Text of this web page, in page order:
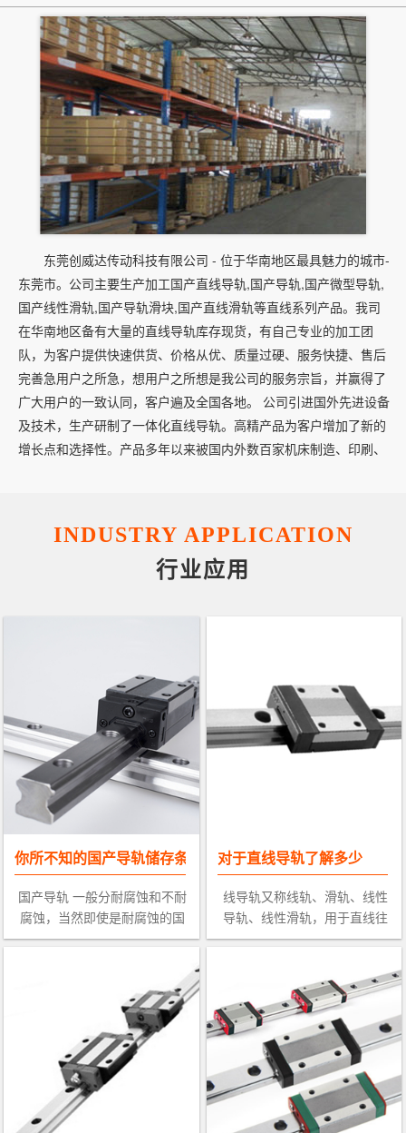
东莞创威达传动科技有限公司 - 位于华南地区最具魅力的城市-
东莞市。公司主要生产加工国产直线导轨,国产导轨,国产微型导轨,
国产线性滑轨,国产导轨滑块,国产直线滑轨等直线系列产品。我司
在华南地区备有大量的直线导轨库存现货，有自己专业的加工团
队，为客户提供快速供货、价格从优、质量过硬、服务快捷、售后
完善急用户之所急，想用户之所想是我公司的服务宗旨，并赢得了
广大用户的一致认同，客户遍及全国各地。 公司引进国外先进设备
及技术，生产研制了一体化直线导轨。高精产品为客户增加了新的
增长点和选择性。产品多年以来被国内外数百家机床制造、印刷、
您的应用。 我们的经营方针是科技兴业、质量为本、顾客满意、同
行业保持领先。完美的售后服务是我们的工作作风。质保期
INDUSTRY APPLICATION
行业应用
你所不知的国产导轨储存条件
国产导轨 一般分耐腐蚀和不耐
腐蚀，当然即使是耐腐蚀的国
产导轨，如果你存放的条件不
说，温度不要太高，也不要太
低，一般常温-10合适。 一，国
对于直线导轨了解多少
线导轨又称线轨、滑轨、线性
导轨、线性滑轨，用于直线往
复运动场合，拥有比直线轴承
担一定的扭矩，可在高负载的
情况下实现高精度的直线运
动。在大